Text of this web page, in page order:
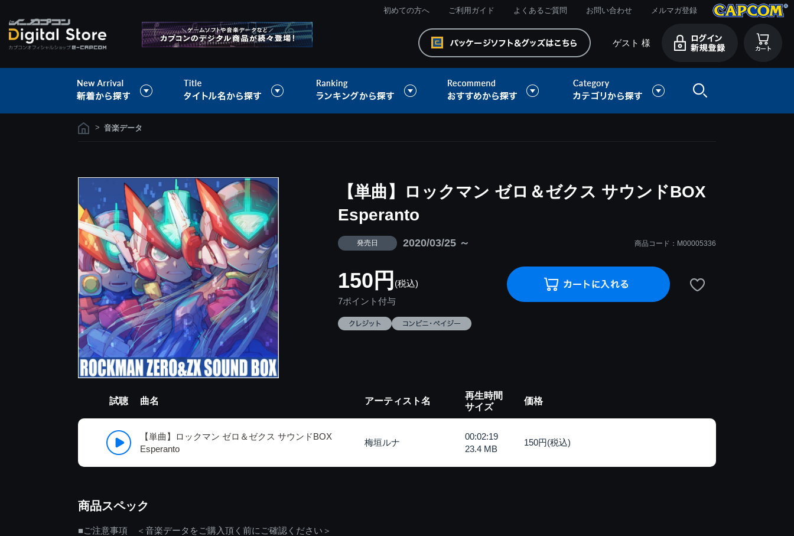
初めての方へ ご利用ガイド よくあるご質問 お問い合わせ メルマガ登録
ゲスト 様
> 音楽データ
【単曲】ロックマン ゼロ＆ゼクス サウンドBOX
Esperanto
発売日 2020/03/25 ～ 商品コード：M00005336
150円 (税込)
7ポイント付与
試聴 曲名 アーティスト名
再生時間
サイズ
価格
【単曲】ロックマン ゼロ＆ゼクス サウンドBOX
Esperanto
梅垣ルナ
00:02:19
23.4 MB
150円(税込)
商品スペック
■ご注意事項 ＜音楽データをご購入頂く前にご確認ください＞